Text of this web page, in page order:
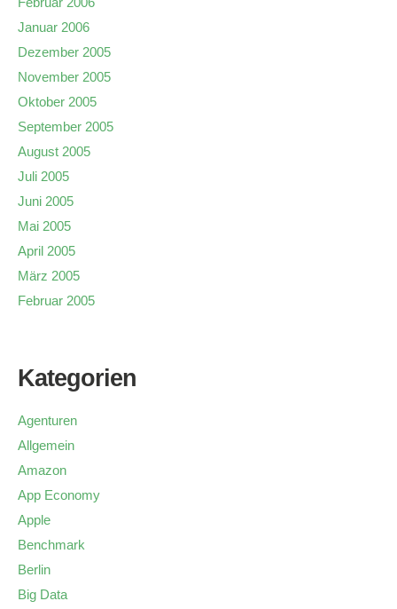
Januar 2006
Dezember 2005
November 2005
Oktober 2005
September 2005
August 2005
Juli 2005
Juni 2005
Mai 2005
April 2005
März 2005
Februar 2005
Kategorien
Agenturen
Allgemein
Amazon
App Economy
Apple
Benchmark
Berlin
Big Data